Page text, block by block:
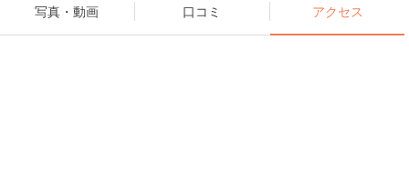
写真・動画 口コミ アクセス